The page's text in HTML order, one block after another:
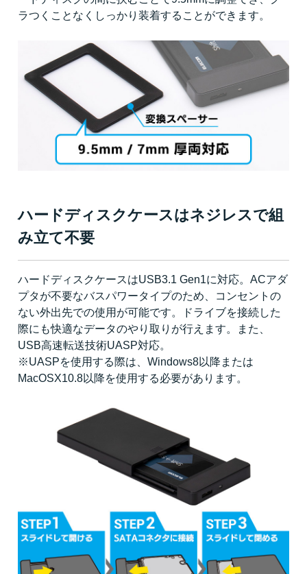
ラつくことなくしっかり装着することができます。
ハードディスクケースはネジレスで組
み立て不要
ハードディスクケースはUSB3.1 Gen1に対応。ACアダ
プタが不要なバスパワータイプのため、コンセントの
ない外出先での使用が可能です。ドライブを接続した
際にも快適なデータのやり取りが行えます。また、
USB高速転送技術UASP対応。
※UASPを使用する際は、Windows8以降または
MacOSX10.8以降を使用する必要があります。